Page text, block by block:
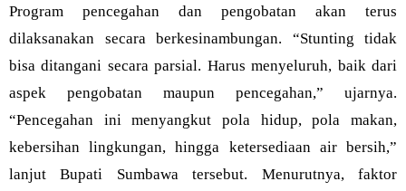
Program pencegahan dan pengobatan akan terus
dilaksanakan secara berkesinambungan. “Stunting tidak
bisa ditangani secara parsial. Harus menyeluruh, baik dari
aspek pengobatan maupun pencegahan,” ujarnya.
“Pencegahan ini menyangkut pola hidup, pola makan,
kebersihan lingkungan, hingga ketersediaan air bersih,”
lanjut Bupati Sumbawa tersebut. Menurutnya, faktor